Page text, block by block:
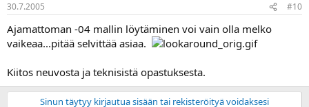
30.7.2005 #10
Ajamattoman -04 mallin löytäminen voi vain olla melko
vaikeaa...pitää selvittää asiaa.
Kiitos neuvosta ja teknisistä opastuksesta.
Sinun täytyy kirjautua sisään tai rekisteröityä voidaksesi